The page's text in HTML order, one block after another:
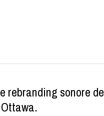
rebranding sonore de